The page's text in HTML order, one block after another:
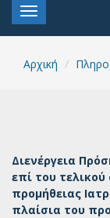
Αρχική
Διενέργεια
επί του
προμήθειας
πλαίσια του